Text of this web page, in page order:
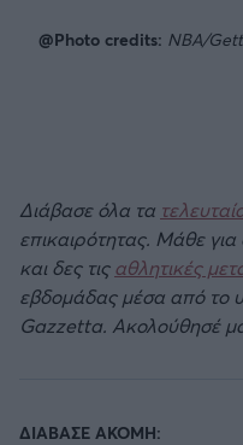
@Photo credits: NBA/
Διάβασε όλα τα
επικαιρότητας. Μάθε
και δες τιςαθλητικές
εβδομάδας μέσα από το
Gazzetta. Ακολούθησέ
ΔΙΑΒΑΣΕ ΑΚΟΜΗ: